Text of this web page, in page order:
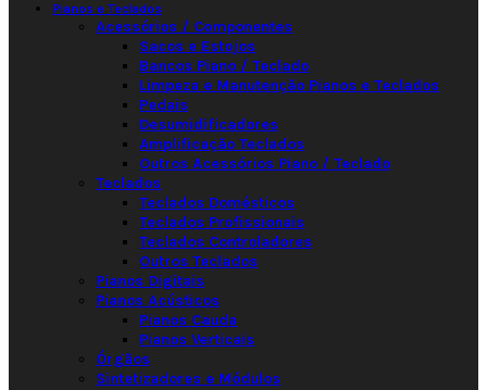
Pianos e Teclados
Acessórios / Componentes
Sacos e Estojos
Bancos Piano / Teclado
Limpeza e Manutenção Pianos e Teclados
Pedais
Desumidificadores
Amplificação Teclados
Outros Acessórios Piano / Teclado
Teclados
Teclados Domésticos
Teclados Profissionais
Teclados Controladores
Outros Teclados
Pianos Digitais
Pianos Acústicos
Pianos Cauda
Pianos Verticais
Órgãos
Sintetizadores e Módulos